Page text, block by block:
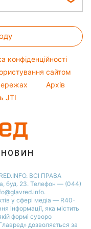
конфіденційності
сайтом
Архів
JTI
ВСІ ПРАВА
буд. 23. Телефон — (044)
у сфері медіа — R40-
інформації, яка містить
формi суворо
дозволяється за